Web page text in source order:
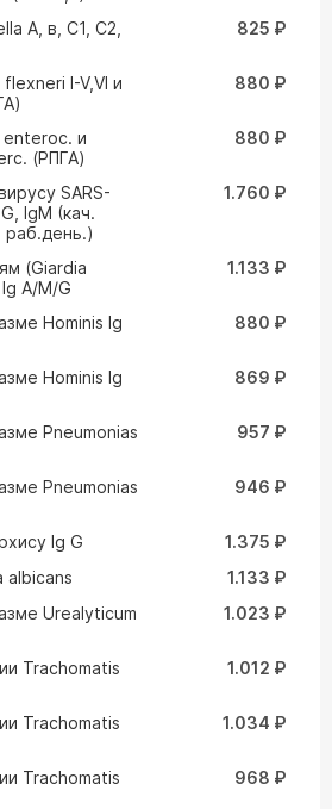
A, в, C1, C2,
825 ₽
I-V,VI и
880 ₽
enteroc. и
(РПГА)
880 ₽
SARS-
IgM (кач.
раб.день.)
1.760 ₽
(Giardia
A/M/G
1.133 ₽
Hominis Ig
880 ₽
Hominis Ig
869 ₽
Pneumonias
957 ₽
Pneumonias
946 ₽
Ig G
1.375 ₽
albicans
1.133 ₽
Urealyticum
1.023 ₽
Trachomatis
1.012 ₽
Trachomatis
1.034 ₽
Trachomatis
968 ₽